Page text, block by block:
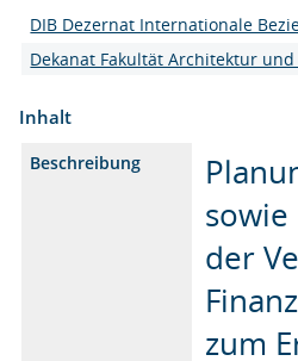
DIB Dezernat Internationale
Dekanat Fakultät Architektur
Inhalt
Beschreibung
der
zum